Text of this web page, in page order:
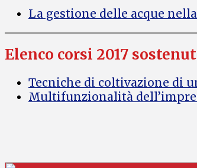
La gestione delle acque
Elenco corsi 2017
Tecniche di coltivazione di
Multifunzionalità